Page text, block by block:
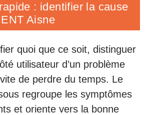
: identifier la cause
Aisne
quoi que ce soit, distinguer
utilisateur d’un problème
de perdre du temps. Le
regroupe les symptômes
et oriente vers la bonne